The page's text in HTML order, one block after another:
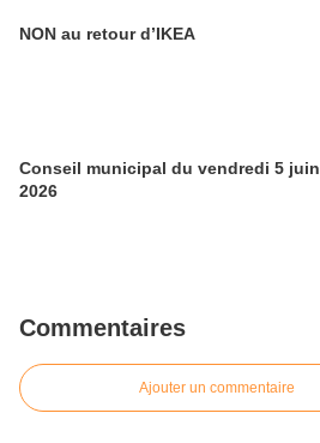
NON au retour d’IKEA
Conseil municipal du vendredi 5 juin
2026
Commentaires
Ajouter un commentaire